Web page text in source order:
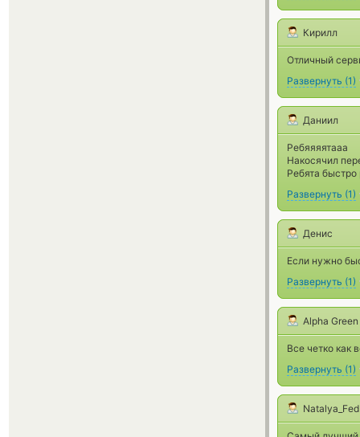
Кирилл
Отличный
Развернуть (1)
Даниил
Ребяяяятааа
Накосячил
Ребята
Развернуть (1)
Денис
Если нужно
Развернуть (1)
Alpha Green
Все четко как
Развернуть (1)
Natalya_Fed